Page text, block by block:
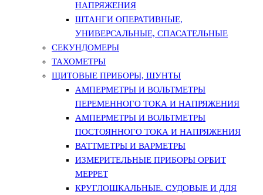
НАПРЯЖЕНИЯ
ШТАНГИ ОПЕРАТИВНЫЕ,
УНИВЕРСАЛЬНЫЕ, СПАСАТЕЛЬНЫЕ
СЕКУНДОМЕРЫ
ТАХОМЕТРЫ
ЩИТОВЫЕ ПРИБОРЫ, ШУНТЫ
АМПЕРМЕТРЫ И ВОЛЬТМЕТРЫ
ПЕРЕМЕННОГО ТОКА И НАПРЯЖЕНИЯ
АМПЕРМЕТРЫ И ВОЛЬТМЕТРЫ
ПОСТОЯННОГО ТОКА И НАПРЯЖЕНИЯ
ВАТТМЕТРЫ И ВАРМЕТРЫ
ИЗМЕРИТЕЛЬНЫЕ ПРИБОРЫ ОРБИТ
МЕРРЕТ
КРУГЛОШКАЛЬНЫЕ. СУДОВЫЕ И ДЛЯ